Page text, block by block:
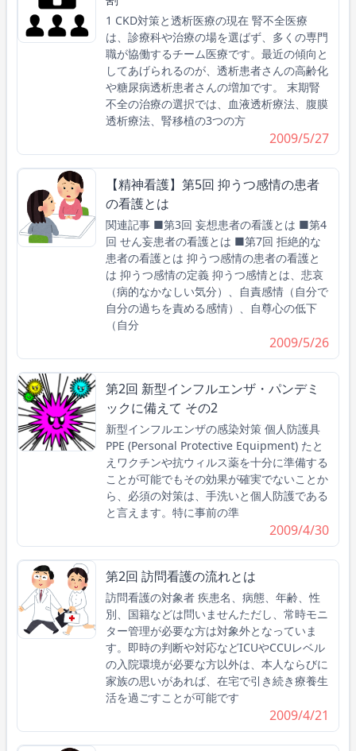
1 CKD対策と透析医療の現在 腎不全医療
は、診療科や治療の場を選ばず、多くの専門
職が協働するチーム医療です。最近の傾向と
してあげられるのが、透析患者さんの高齢化
や糖尿病透析患者さんの増加です。 末期腎
不全の治療の選択では、血液透析療法、腹膜
透析療法、腎移植の3つの方
2009/5/27
【精神看護】第5回 抑うつ感情の患者
の看護とは
関連記事 ■第3回 妄想患者の看護とは ■第4
回 せん妄患者の看護とは ■第7回 拒絶的な
患者の看護とは 抑うつ感情の患者の看護と
は 抑うつ感情の定義 抑うつ感情とは、悲哀
（病的なかなしい気分）、自責感情（自分で
自分の過ちを責める感情）、自尊心の低下
（自分
2009/5/26
第2回 新型インフルエンザ・パンデミ
ックに備えて その2
新型インフルエンザの感染対策 個人防護具
PPE (Personal Protective Equipment) たと
えワクチンや抗ウィルス薬を十分に準備する
ことが可能でもその効果が確実でないことか
ら、必須の対策は、手洗いと個人防護である
と言えます。特に事前の準
2009/4/30
第2回 訪問看護の流れとは
訪問看護の対象者 疾患名、病態、年齢、性
別、国籍などは問いませんただし、常時モニ
ター管理が必要な方は対象外となっていま
す。即時の判断や対応などICUやCCUレベル
の入院環境が必要な方以外は、本人ならびに
家族の思いがあれば、在宅で引き続き療養生
活を過ごすことが可能です
2009/4/21